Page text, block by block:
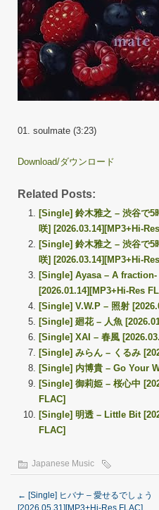
01. soulmate (3:23)
Download/ダウンロード
Related Posts:
[Single] 鈴木雅之 – 渋谷で5
咲] [2026.03.14][MP3+Hi-
[Single] 鈴木雅之 – 渋谷で5
咲] [2026.03.14][MP3+Hi-
[Single] Ayasa – A fraction-
[2026.01.14][MP3+Hi-Res
[Single] V.W.P – 照射
[Single] 廻花 – 人魚
[Single] XAI – 春風
[Single] みらん – くるみ
[Single] 内博貴 – Go Your
[Single] 御莉姫 – 桜心中
FLAC]
[Single] 明透 – Little Bit
FLAC]
Japanese Music
← [Single] ヒバナ – 愛せるでしょう
[2026.05.31][MP3+Hi-Res FLAC]